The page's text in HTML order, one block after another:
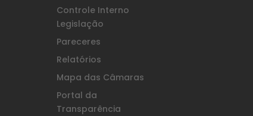
Controle Interno
Legislação
Pareceres
Relatórios
Mapa das Câmaras
Portal da
Transparência